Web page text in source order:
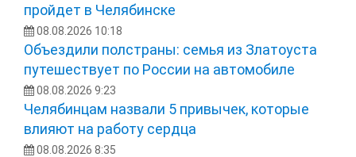
пройдет в Челябинске
08.08.2026 10:18
Объездили полстраны: семья из Златоуста
путешествует по России на автомобиле
08.08.2026 9:23
Челябинцам назвали 5 привычек, которые
влияют на работу сердца
08.08.2026 8:35